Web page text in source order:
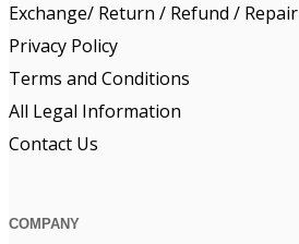
Exchange/ Return / Refund / Repair
Privacy Policy
Terms and Conditions
All Legal Information
Contact Us
COMPANY